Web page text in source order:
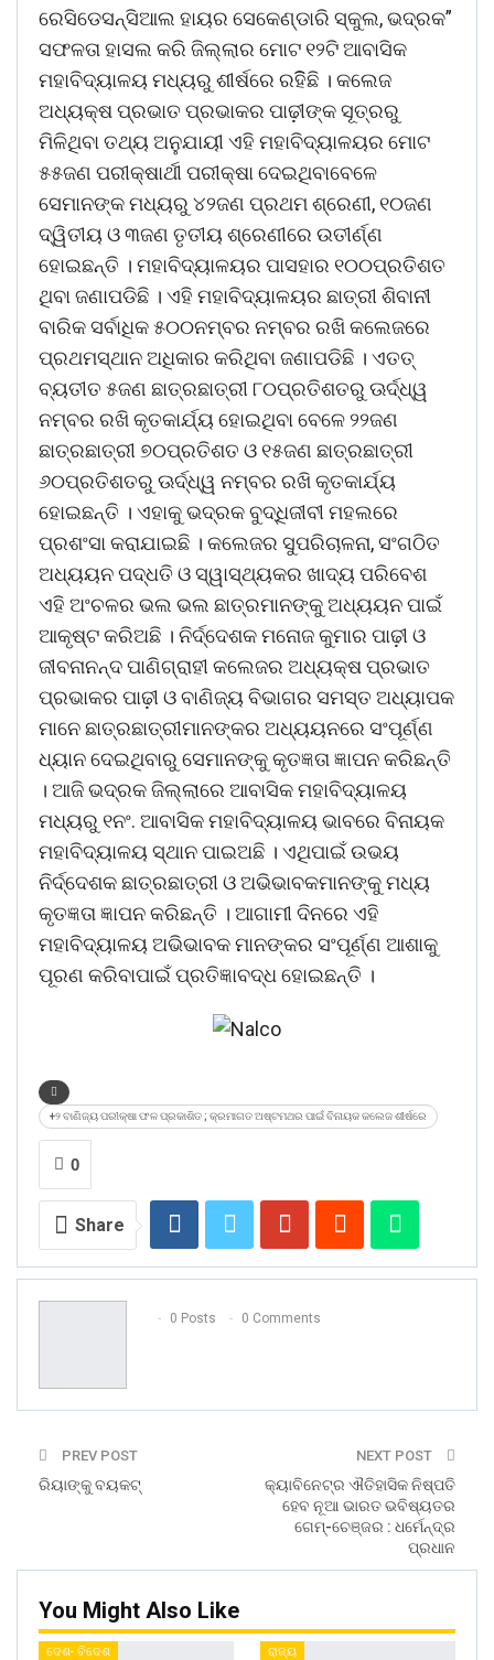
ରେସିଡେସନ୍‌ସିଆଲ ହାୟର ସେକେଣ୍ଡାରି ସ୍କୁଲ, ଭଦ୍ରକ”
ସଫଳତା ହାସଲ କରି ଜିଲ୍ଲାର ମୋଟ ୧୨ଟି ଆବାସିକ
ମହାବିଦ୍ୟାଳୟ ମଧ୍ୟରୁ ଶୀର୍ଷରେ ରହିିଛି । କଲେଜ
ଅଧ୍ୟକ୍ଷ ପ୍ରଭାତ ପ୍ରଭାକର ପାଢ଼ୀଙ୍କ ସୂତ୍ରରୁ
ମିଳିଥିବା ତଥ୍ୟ ଅନୁଯାୟୀ ଏହି ମହାବିଦ୍ୟାଳୟର ମୋଟ
୫୫ଜଣ ପରୀକ୍ଷାର୍ଥୀ ପରୀକ୍ଷା ଦେଇଥିବାବେଳେ
ସେମାନଙ୍କ ମଧ୍ୟରୁ ୪୨ଜଣ ପ୍ରଥମ ଶ୍ରେଣୀ, ୧୦ଜଣ
ଦ୍ୱିତୀୟ ଓ ୩ଜଣ ତୃତୀୟ ଶ୍ରେଣୀରେ ଉତୀର୍ଣ୍ଣ
ହୋଇଛନ୍ତି । ମହାବିଦ୍ୟାଳୟର ପାସହାର ୧୦୦ପ୍ରତିଶତ
ଥିବା ଜଣାପଡିଛି । ଏହି ମହାବିଦ୍ୟାଳୟର ଛାତ୍ରୀ ଶିବାନୀ
ବାରିକ ସର୍ବାଧିକ ୫୦୦ନମ୍ବର ନମ୍ବର ରଖି କଲେଜରେ
ପ୍ରଥମସ୍ଥାନ ଅଧିକାର କରିଥିବା ଜଣାପଡିଛି । ଏତତ୍
ବ୍ୟତୀତ ୫ଜଣ ଛାତ୍ରଛାତ୍ରୀ ୮୦ପ୍ରତିଶତରୁ ଊର୍ଦ୍ଧ୍ୱ
ନମ୍ବର ରଖି କୃତକାର୍ଯ୍ୟ ହୋଇଥିବା ବେଳେ ୨୨ଜଣ
ଛାତ୍ରଛାତ୍ରୀ ୭୦ପ୍ରତିଶତ ଓ ୧୫ଜଣ ଛାତ୍ରଛାତ୍ରୀ
୬୦ପ୍ରତିଶତରୁ ଊର୍ଦ୍ଧ୍ୱ ନମ୍ବର ରଖି କୃତକାର୍ଯ୍ୟ
ହୋଇଛନ୍ତି । ଏହାକୁ ଭଦ୍ରକ ବୁଦ୍ଧିଜୀବୀ ମହଲରେ
ପ୍ରଶଂସା କରାଯାଇଛି । କଲେଜର ସୁପରିଚାଳନା, ସଂଗଠିତ
ଅଧ୍ୟୟନ ପଦ୍ଧତି ଓ ସ୍ୱାସ୍ଥ୍ୟକର ଖାଦ୍ୟ ପରିବେଶ
ଏହି ଅଂଚଳର ଭଲ ଭଲ ଛାତ୍ରମାନଙ୍କୁ ଅଧ୍ୟୟନ ପାଇଁ
ଆକୃଷ୍ଟ କରିଅଛି । ନିର୍ଦ୍ଦେଶକ ମନୋଜ କୁମାର ପାଢ଼ୀ ଓ
ଜୀବନାନନ୍ଦ ପାଣିଗ୍ରାହୀ କଲେଜର ଅଧ୍ୟକ୍ଷ ପ୍ରଭାତ
ପ୍ରଭାକର ପାଢ଼ୀ ଓ ବାଣିଜ୍ୟ ବିଭାଗର ସମସ୍ତ ଅଧ୍ୟାପକ
ମାନେ ଛାତ୍ରଛାତ୍ରୀମାନଙ୍କର ଅଧ୍ୟୟନରେ ସଂପୂର୍ଣ୍ଣ
ଧ୍ୟାନ ଦେଇଥିବାରୁ ସେମାନଙ୍କୁ କୃତଜ୍ଞତା ଜ୍ଞାପନ କରିଛନ୍ତି
। ଆଜି ଭଦ୍ରକ ଜିଲ୍ଲାରେ ଆବାସିକ ମହାବିଦ୍ୟାଳୟ
ମଧ୍ୟରୁ ୧ନଂ. ଆବାସିକ ମହାବିଦ୍ୟାଳୟ ଭାବରେ ବିନାୟକ
ମହାବିଦ୍ୟାଳୟ ସ୍ଥାନ ପାଇଅଛି । ଏଥିପାଇଁ ଉଭୟ
ନିର୍ଦ୍ଦେଶକ ଛାତ୍ରଛାତ୍ରୀ ଓ ଅଭିଭାବକମାନଙ୍କୁ ମଧ୍ୟ
କୃତଜ୍ଞତା ଜ୍ଞାପନ କରିଛନ୍ତି । ଆଗାମୀ ଦିନରେ ଏହି
ମହାବିଦ୍ୟାଳୟ ଅଭିଭାବକ ମାନଙ୍କର ସଂପୂର୍ଣ୍ଣ ଆଶାକୁ
ପୂରଣ କରିବାପାଇଁ ପ୍ରତିଜ୍ଞାବଦ୍ଧ ହୋଇଛନ୍ତି ।
+୨ ବାଣିଜ୍ୟ ପରୀକ୍ଷା ଫଳ ପ୍ରକାଶିତ ; କ୍ରମାଗତ ଅଷ୍ଟମଥର ପାଇଁ ବିନାୟକ କଲେଜ ଶୀର୍ଷରେ
0
Share
0 Posts 0 Comments
PREV POST
ରିୟାଙ୍କୁ ବୟକଟ୍‌
NEXT POST
କ୍ୟାବିନେଟ୍‌ର ଐତିହାସିକ ନିଷ୍ପତି
ହେବ ନୂଆ ଭାରତ ଭବିଷ୍ୟତର
ଗେମ୍‌-ଚେଞ୍ଜର : ଧର୍ମେନ୍ଦ୍ର
ପ୍ରଧାନ
You Might Also Like
ଦେଶ- ବିଦେଶ ରାଜ୍ୟ